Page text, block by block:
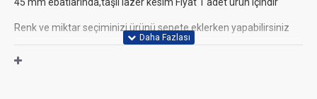
Renk ve miktar seçiminizi ürünü sepete eklerken yapabilirsiniz
veya mum gibi ürünlerin paketlemelerinde süsleme malzeme